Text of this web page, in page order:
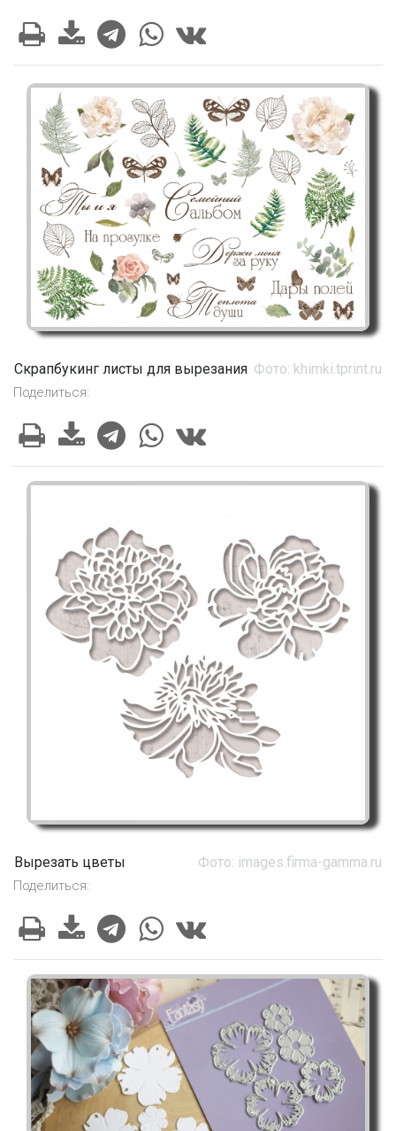
Скрапбукинг листы для вырезания Фото: khimki.tprint.ru
Поделиться:
Вырезать цветы Фото: images.firma-gamma.ru
Поделиться: